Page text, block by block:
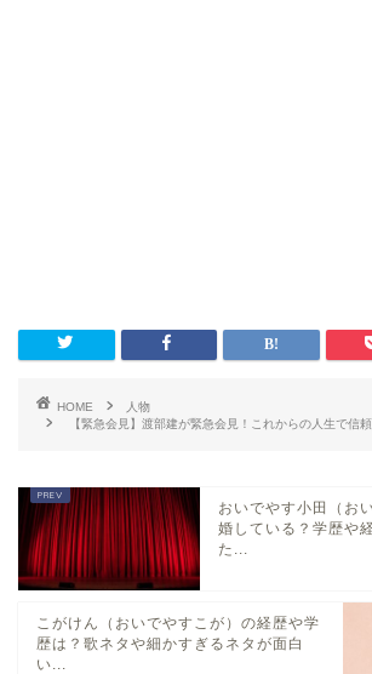
HOME
人物
【緊急会見】渡部建が緊急会見！これからの人生で信
おいでやす小田（お
婚している？学歴や
た...
こがけん（おいでやすこが）の経歴や学
歴は？歌ネタや細かすぎるネタが面白
い...